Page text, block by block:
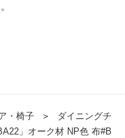
・椅子 ＞
ダイニングチ
」オーク材 NP色 布#B